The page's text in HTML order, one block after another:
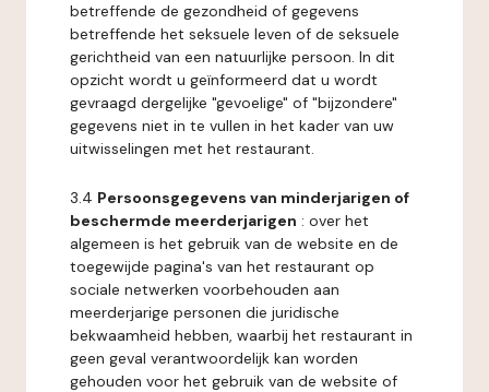
betreffende de gezondheid of gegevens
betreffende het seksuele leven of de seksuele
gerichtheid van een natuurlijke persoon. In dit
opzicht wordt u geïnformeerd dat u wordt
gevraagd dergelijke "gevoelige" of "bijzondere"
gegevens niet in te vullen in het kader van uw
uitwisselingen met het restaurant.
3.4 Persoonsgegevens van minderjarigen of
beschermde meerderjarigen : over het
algemeen is het gebruik van de website en de
toegewijde pagina's van het restaurant op
sociale netwerken voorbehouden aan
meerderjarige personen die juridische
bekwaamheid hebben, waarbij het restaurant in
geen geval verantwoordelijk kan worden
gehouden voor het gebruik van de website of